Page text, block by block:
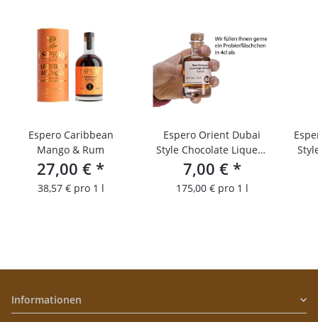
Espero Caribbean
Mango & Rum
27,00 € *
38,57 € pro 1 l
Espero Orient Dubai
Style Chocolate Liqueur
Limited Edition/ 4 cl
Probierfläschchen
7,00 € *
175,00 € pro 1 l
Informationen